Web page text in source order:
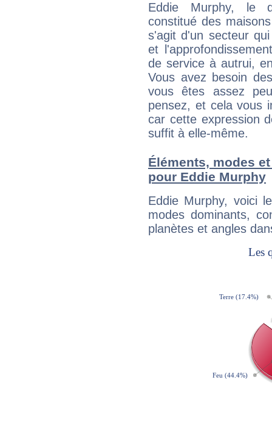
Eddie Murphy, le
constitué des
s'agit d'un secteur
et
de service à autrui,
Vous avez besoin
vous êtes assez
pensez, et cela vous
car cette expression
suffit à elle-même.
Éléments, modes
pour Eddie Murphy
Eddie Murphy, voici
modes dominants,
planètes et angles